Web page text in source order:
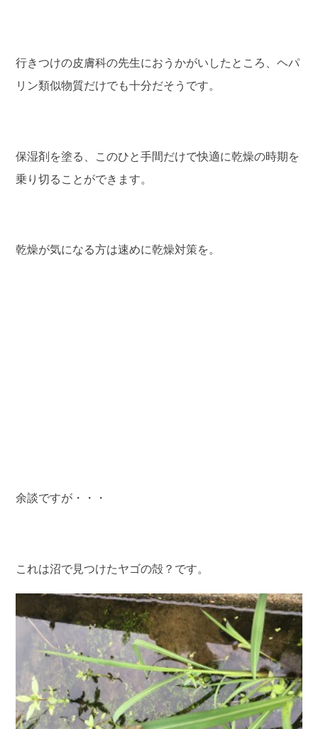
行きつけの皮膚科の先生におうかがいしたところ、ヘパ
リン類似物質だけでも十分だそうです。
保湿剤を塗る、このひと手間だけで快適に乾燥の時期を
乗り切ることができます。
乾燥が気になる方は速めに乾燥対策を。
余談ですが・・・
これは沼で見つけたヤゴの殻？です。